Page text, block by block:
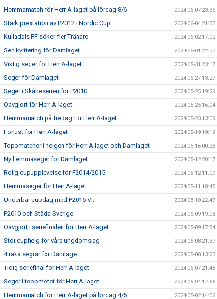
Hemmamatch för Herr A-laget på lördag 8/6 2024-06-07 23:36
Stark prestation av P2012 i Nordic Cup 2024-06-04 21:33
Kulladals FF söker fler Tränare 2024-06-02 17:02
Sen kvittering för Damlaget 2024-06-01 22:37
Viktig seger för Herr A-laget 2024-05-31 23:17
Seger för Damlaget 2024-05-27 13:27
Seger i Skåneserien för P2010 2024-05-25 19:29
Oavgjort för Herr A-laget 2024-05-25 16:04
Hemmamatch på fredag för Herr A-laget 2024-05-23 13:09
Förlust för Herr A-laget 2024-05-19 19:19
Toppmatcher i helgen för Herr A-laget och Damlaget 2024-05-16 00:25
Ny hemmaseger för Damlaget 2024-05-12 20:17
Rolig cupupplevelse för F2014/2015 2024-05-12 11:09
Hemmaseger för Herr A-laget 2024-05-11 18:45
Underbar cupdag med P2015 Vit 2024-05-10 22:47
P2010 och Städa Sverige 2024-05-09 19:08
Oavgjort i seriefinalen för Herr A-laget 2024-05-09 17:54
Stor cuphelg för våra ungdomslag 2024-05-08 21:37
4 raka segrar för Damlaget 2024-05-08 13:23
Tidig seriefinal för Herr A-laget 2024-05-07 21:48
Seger i toppmötet för Herr A-laget 2024-05-04 17:56
Hemmamatch för Herr A-laget på lördag 4/5 2024-05-02 14:06